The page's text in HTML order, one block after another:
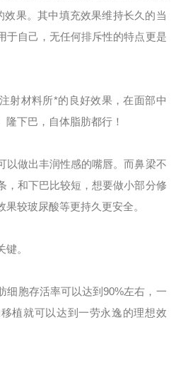
效果。其中填充效果维持长久的当
于自己，无任何排斥性的特点更是
材料所*的良好效果，在面部中
下巴，自体脂肪都行！
做出丰润性感的嘴唇。而鼻梁不
，和下巴比较短，想要做小部分修
较玻尿酸等更持久更安全。
。
胞存活率可以达到90%左右，一
植就可以达到一劳永逸的理想效